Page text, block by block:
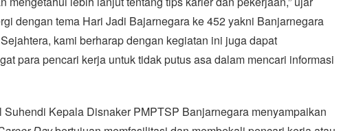
dengan tema Hari Jadi Bajarnegara ke 452 yakni Banjarnegara
kami berharap dengan kegiatan ini juga dapat
para pencari kerja untuk tidak putus asa dalam mencari informasi
Suhendi Kepala Disnaker PMPTSP Banjarnegara menyampaikan